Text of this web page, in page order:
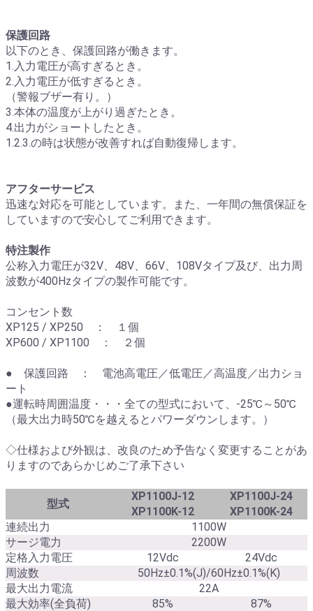
保護回路
以下のとき、保護回路が働きます。
1.入力電圧が高すぎるとき。
2.入力電圧が低すぎるとき。
（警報ブザー有り。）
3.本体の温度が上がり過ぎたとき。
4.出力がショートしたとき。
1.2.3.の時は状態が改善すれば自動復帰します。
アフターサービス
迅速な対応を可能としています。また、一年間の無償保証を
していますので安心してご利用できます。
特注製作
公称入力電圧が32V、48V、66V、108Vタイプ及び、出力周
波数が400Hzタイプの製作可能です。
コンセント数
XP125 / XP250 ： １個
XP600 / XP1100 ： ２個
● 保護回路 ： 電池高電圧／低電圧／高温度／出力ショ
ート
●運転時周囲温度・・・全ての型式において、-25℃～50℃
（最大出力時50℃を越えるとパワーダウンします。）
◇仕様および外観は、改良のため予告なく変更することがあ
りますのであらかじめご了承下さい
型式
XP1100J-12
XP1100K-12
XP1100J-24
XP1100K-24
連続出力
1100W
サージ電力
2200W
定格入力電圧
12Vdc
24Vdc
周波数
50Hz±0.1%(J)/60Hz±0.1%(K)
最大出力電流
22A
最大効率(全負荷)
85%
87%